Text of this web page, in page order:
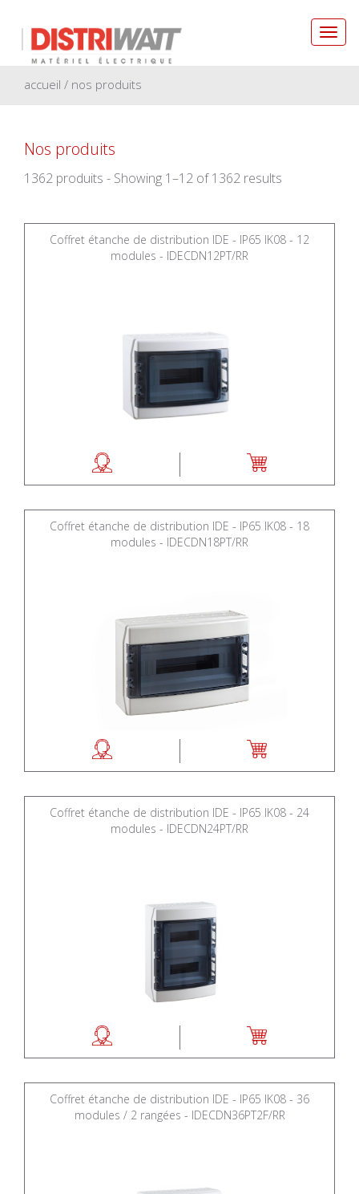
accueil / nos produits
Nos produits
1362 produits - Showing 1–12 of 1362 results
Coffret étanche de distribution IDE - IP65 IK08 - 12
modules - IDECDN12PT/RR
Coffret étanche de distribution IDE - IP65 IK08 - 18
modules - IDECDN18PT/RR
Coffret étanche de distribution IDE - IP65 IK08 - 24
modules - IDECDN24PT/RR
Coffret étanche de distribution IDE - IP65 IK08 - 36
modules / 2 rangées - IDECDN36PT2F/RR